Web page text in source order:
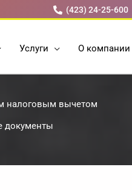
(423) 24-25-600
Услуги О компании
налоговым вычетом
документы